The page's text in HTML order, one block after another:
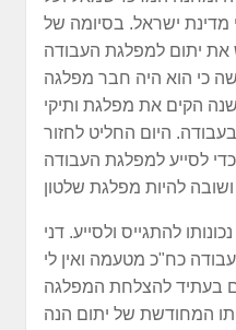
מדינת ישראל. בסיומה של
כי הוא היה חבר מפלגה
לפני כשנה הקים את מפלגת ותיקי
היום החליט לחזור
לסייע למפלגת העבודה
להתגייס ולסייע. דני
כח"כ מטעמה ואין לי
המחודשת של יתום הנה